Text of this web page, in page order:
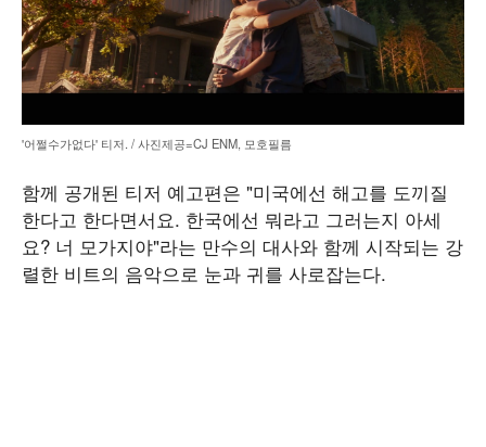
'어쩔수가없다' 티저. / 사진제공=CJ ENM, 모호필름
함께 공개된 티저 예고편은 "미국에선 해고를 도끼질
한다고 한다면서요. 한국에선 뭐라고 그러는지 아세
요? 너 모가지야"라는 만수의 대사와 함께 시작되는 강
렬한 비트의 음악으로 눈과 귀를 사로잡는다.